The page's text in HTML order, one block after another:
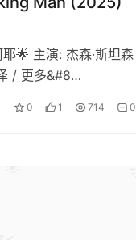
🌟 主演: 杰森·斯坦森
/ 更多&#8…
0 1 714 0